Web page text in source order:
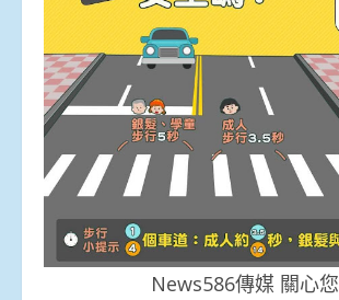
News586傳媒 關心您